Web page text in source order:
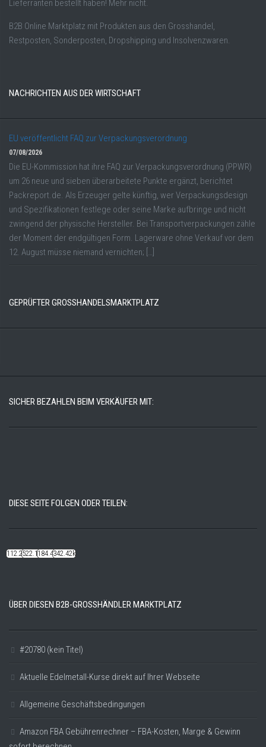
Lieferranten bestellt haben! Mehr nicht.
B2B Online Marktplatz mit Produkten aus den Grosshandel,
Restposten, Sonderposten, Dropshipping und Insolvenzwaren.
NACHRICHTEN AUS DER WIRTSCHAFT
EU veröffentlicht FAQ zur Verpackungsverordnung
07/08/2026
Die EU-Kommission hat ihre FAQ zur Verpackungsverordnung (PPWR)
um 26 neue und sieben überarbeitete Punkte ergänzt, berichtet
Packreport.de. Als Erzeuger gelte künftig, wer Verpackungsdesign
und Spezifikationen festlege oder seine Marke aufbringe und nicht
zwingend der physische Hersteller. Bei Transportverpackungen zähle
der Moment der endgültigen Form. Lagerware ohne Verkauf vor dem
12. August müsse niemand vernichten; […]
GEPRÜFTER GROSSHANDELSMARKTPLATZ
SICHER BEZAHLEN BEIM VERKÄUFER MIT:
DIESE SEITE FOLGEN ODER TEILEN:
112.22k522.14k184.48k342.42k
ÜBER DIESEN B2B-GROSSHÄNDLER MARKTPLATZ
#20780 (kein Titel)
Aktuelle Edelmetall-Kurse direkt auf Ihrer Webseite
Allgemeine Geschäftsbedingungen
Amazon FBA Gebührenrechner – FBA-Kosten, Marge & Gewinn